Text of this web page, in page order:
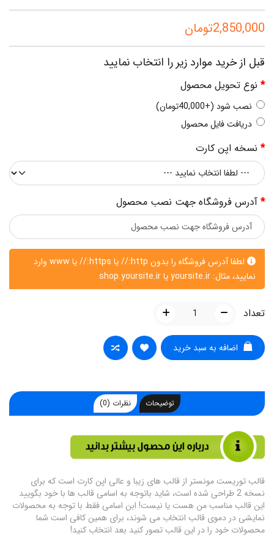
2,850,000تومان
قبل از خرید موارد زیر را انتخاب نمایید
نوع تحویل محصول
نصب شود (+40,000تومان)
دریافت فایل محصول
نسخه اپن کارت
آدرس فروشگاه جهت نصب محصول
لطفا آدرس فروشگاه را بدون http:// یا https:// یا www وارد
نمایید، مثال: yoursite.ir یا shop.yoursite.ir
تعداد
اضافه به سبد خرید
توضیحات نظرات (0)
قالب توریست مونستر از قالب های زیبا و عالی اپن کارت است که برای
نسخه 2 طراحی شده است، شاید باتوجه به اسامی قالب ها با خود بگویید
این قالب مناسب من هست یا نیست! ابن اسامی فقط با توجه به محصولات
نمایشی در دموی قالب انتخاب می شوند، برای همین کافی است شما
محصولات خود را در این قالب تصور کنید بعد انتخاب کنید!